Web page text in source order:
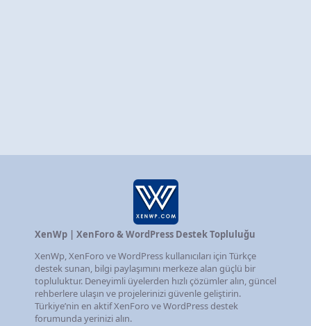
XenWp | XenForo & WordPress Destek Topluluğu
XenWp, XenForo ve WordPress kullanıcıları için Türkçe
destek sunan, bilgi paylaşımını merkeze alan güçlü bir
topluluktur. Deneyimli üyelerden hızlı çözümler alın, güncel
rehberlere ulaşın ve projelerinizi güvenle geliştirin.
Türkiye’nin en aktif XenForo ve WordPress destek
forumunda yerinizi alın.